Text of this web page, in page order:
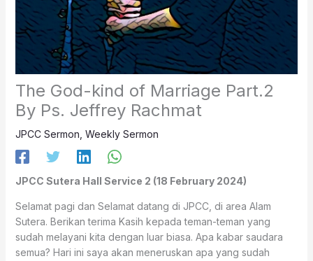
The God-kind of Marriage Part.2
By Ps. Jeffrey Rachmat
JPCC Sermon Weekly Sermon
JPCC Sutera Hall Service 2 (18 February 2024)
Selamat pagi dan Selamat datang di JPCC, di area Alam
Sutera. Berikan terima Kasih kepada teman-teman yang
sudah melayani kita dengan luar biasa. Apa kabar saudara
semua? Hari ini saya akan meneruskan apa yang sudah